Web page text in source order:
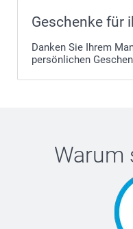
oder entlang des
Geschenke für
Danken Sie Ihrem
persönlichen
Warum